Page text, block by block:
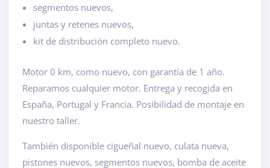
segmentos nuevos,
juntas y retenes nuevos,
kit de distribución completo nuevo.
Motor 0 km, como nuevo, con garantía de 1 año.
Reparamos cualquier motor. Entrega y recogida en
España, Portugal y Francia. Posibilidad de montaje en
nuestro taller.
También disponible cigueñal nuevo, culata nueva,
pistones nuevos, segmentos nuevos, bomba de aceite